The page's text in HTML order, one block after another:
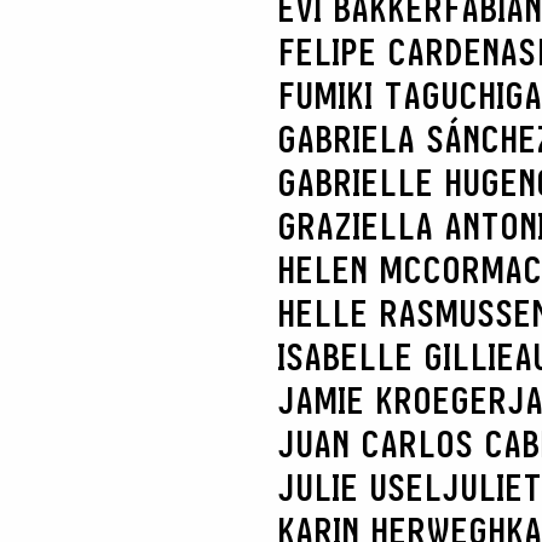
FELIPE CARDENAS
FUMIKI TAGUCHI
GABRIELA
GABRIELLE
GRAZIELLA
HELEN
HELLE
ISABELLE
JAMIE KROEGER
JUAN CARLOS
JULIE USEL
KARIN HERWEGH